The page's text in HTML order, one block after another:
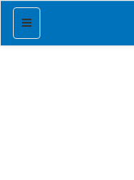
منو